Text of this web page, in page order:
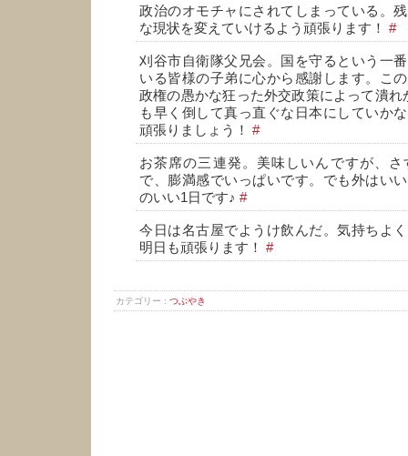
政治のオモチャにされてしまっている。
な現状を変えていけるよう頑張ります！ #
刈谷市自衛隊父兄会。国を守るという一
いる皆様の子弟に心から感謝します。こ
政権の愚かな狂った外交政策によって潰れ
も早く倒して真っ直ぐな日本にしていか
頑張りましょう！ #
お茶席の三連発。美味しいんですが、
で、膨満感でいっぱいです。でも外はい
のいい1日です♪ #
今日は名古屋でようけ飲んだ。気持ちよ
明日も頑張ります！ #
カテゴリー : つぶやき